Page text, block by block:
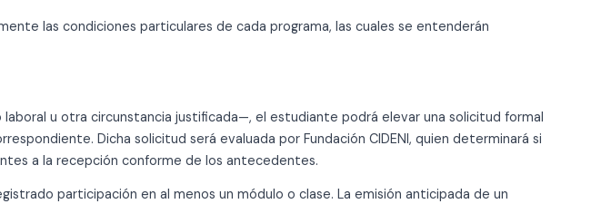
las condiciones particulares de cada programa, las cuales se entenderán
u otra circunstancia justificada—, el estudiante podrá elevar una solicitud formal
Dicha solicitud será evaluada por Fundación CIDENI, quien determinará si
a la recepción conforme de los antecedentes.
participación en al menos un módulo o clase. La emisión anticipada de un